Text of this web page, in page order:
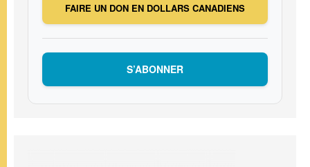
FAIRE UN DON EN DOLLARS CANADIENS
S’ABONNER